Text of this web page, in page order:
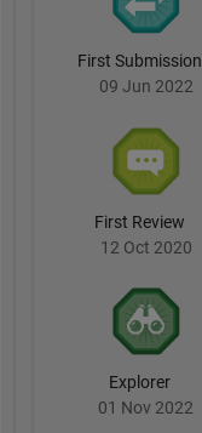
First Submission
09 Jun 2022
First Review
12 Oct 2020
Explorer
01 Nov 2022